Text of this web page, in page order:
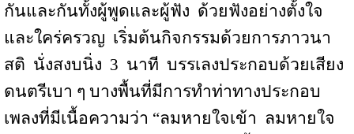
กันและกันทั้งผู้พูดและผู้ฟัง ด้วยฟังอย่างตั้งใจ
และใคร่ครวญ เริ่มต้นกิจกรรมด้วยการภาวนา
สติ นั่งสงบนิ่ง 3 นาที บรรเลงประกอบด้วยเสียง
ดนตรีเบา ๆ บางพื้นที่มีการทำท่าทางประกอบ
เพลงที่มีเนื้อความว่า “ลมหายใจเข้า ลมหายใจ